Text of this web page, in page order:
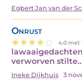
Egbert Jan van der
Onrust
4.0 met
verworven
Ineke Dijkhuis 3